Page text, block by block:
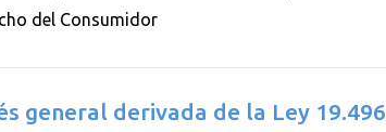
del Consumidor
general derivada de la Ley 19.496